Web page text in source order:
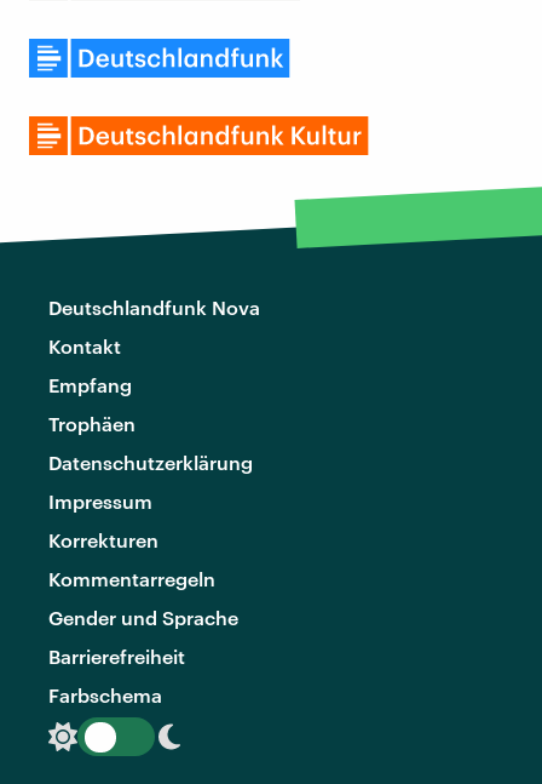
Deutschlandfunk Nova
Kontakt
Empfang
Trophäen
Datenschutzerklärung
Impressum
Korrekturen
Kommentarregeln
Gender und Sprache
Barrierefreiheit
Farbschema